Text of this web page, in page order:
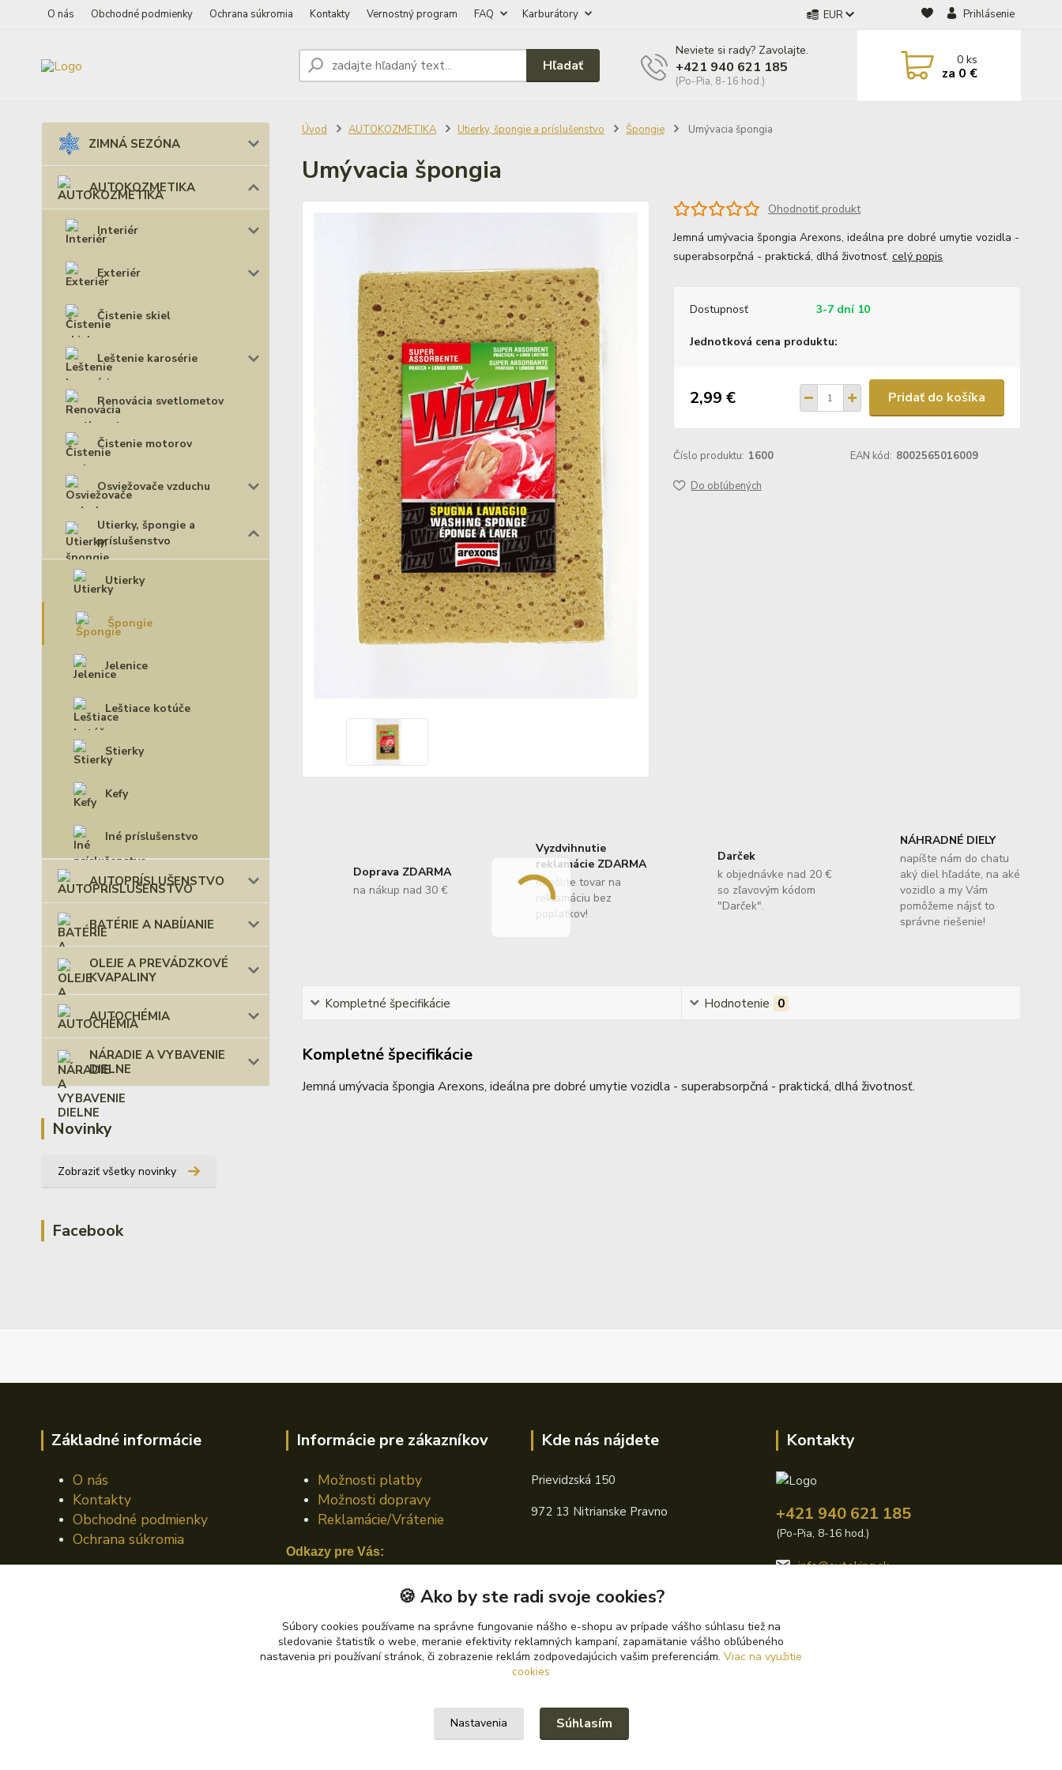
O nás Obchodné podmienky Ochrana súkromia Kontakty Vernostný program FAQ Karburátory EUR Prihlásenie
Hľadať
Neviete si rady? Zavolajte.
+421 940 621 185
(Po-Pia, 8-16 hod.)
0ks
za 0 €
ZIMNÁ SEZÓNA
AUTOKOZMETIKA
Interiér
Exteriér
Čistenie skiel
Leštenie karosérie
Renovácia svetlometov
Čistenie motorov
Osviežovače vzduchu
Utierky, špongie a
príslušenstvo
Utierky
Špongie
Jelenice
Leštiace kotúče
Stierky
Kefy
Iné príslušenstvo
AUTOPRÍSLUŠENSTVO
BATÉRIE A NABÍJANIE
OLEJE A PREVÁDZKOVÉ
KVAPALINY
AUTOCHÉMIA
NÁRADIE A VYBAVENIE
DIELNE
Novinky
Zobraziť všetky novinky
Facebook
Úvod AUTOKOZMETIKA Utierky, špongie a príslušenstvo Špongie Umývacia špongia
Umývacia špongia
Ohodnotiť produkt
Jemná umývacia špongia Arexons, ideálna pre dobré umytie vozidla -
superabsorpčná - praktická, dlhá životnosť. celý popis
Dostupnosť 3-7 dní 10
Jednotková cena produktu:
2,99 € Pridať do košíka
Číslo produktu: 1600 EAN kód: 8002565016009
Do obľúbených
Doprava ZDARMA
na nákup nad 30 €
Vyzdvihnutie
reklamácie ZDARMA
odošlite tovar na
reklamáciu bez
poplatkov!
Darček
k objednávke nad 20 €
so zľavovým kódom
"Darček".
NÁHRADNÉ DIELY
napíšte nám do chatu
aký diel hľadáte, na aké
vozidlo a my Vám
pomôžeme nájsť to
správne riešenie!
Kompletné špecifikácie Hodnotenie 0
Kompletné špecifikácie
Jemná umývacia špongia Arexons, ideálna pre dobré umytie vozidla - superabsorpčná - praktická, dlhá životnosť.
Základné informácie
O nás
Kontakty
Obchodné podmienky
Ochrana súkromia
Informácie pre zákazníkov
Možnosti platby
Možnosti dopravy
Reklamácie/Vrátenie
Odkazy pre Vás:
Mazací plán PETRONAS
Kde nás nájdete
Prievidzská 150
972 13 Nitrianske Pravno
Kontakty
+421 940 621 185
(Po-Pia, 8-16 hod.)
info@autoking.sk
🍪 Ako by ste radi svoje cookies?
Súbory cookies používame na správne fungovanie nášho e-shopu av prípade vášho súhlasu tiež na
sledovanie štatistík o webe, meranie efektivity reklamných kampaní, zapamätanie vášho obľúbeného
nastavenia pri používaní stránok, či zobrazenie reklám zodpovedajúcich vašim preferenciám. Viac na využitie
cookies
Nastavenia Súhlasím